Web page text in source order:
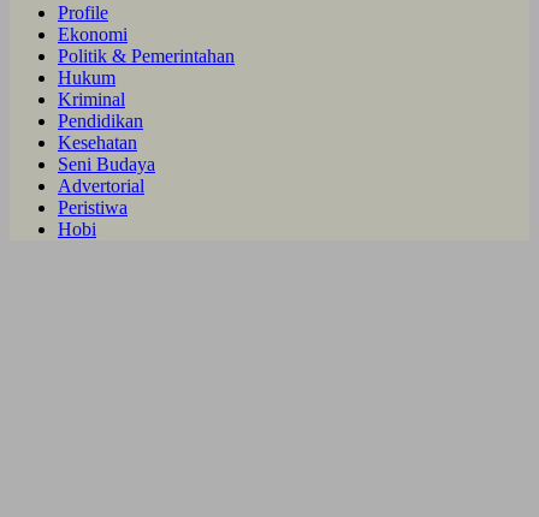
Profile
Ekonomi
Politik & Pemerintahan
Hukum
Kriminal
Pendidikan
Kesehatan
Seni Budaya
Advertorial
Peristiwa
Hobi